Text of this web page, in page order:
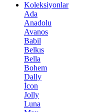
Koleksiyonlar
Ada
Anadolu
Avanos
Babil
Belkıs
Bella
Bohem
Dally
İcon
Jolly
Luna